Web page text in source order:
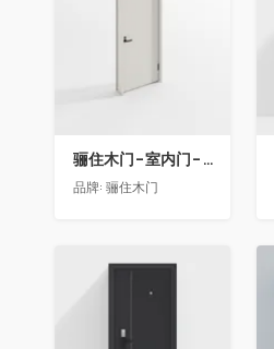
骊住木门-室内门-单开门-BFA-EF浅灰色
品牌: 骊住木门
收藏